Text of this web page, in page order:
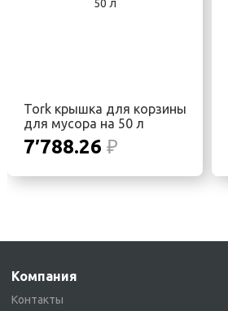
Tork крышка для корзины
для мусора на 50 л
7′788.26 ₽
Компания
Контакты